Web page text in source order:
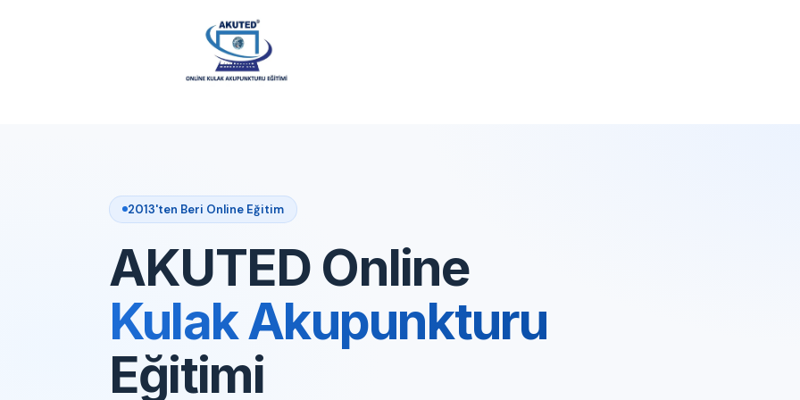
2013'ten Beri Online Eğitim
AKUTED Online
Kulak Akupunkturu
Eğitimi